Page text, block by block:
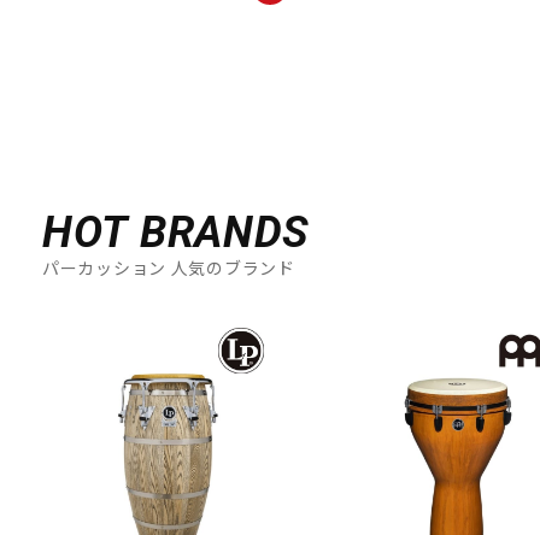
HOT BRANDS
パーカッション 人気のブランド